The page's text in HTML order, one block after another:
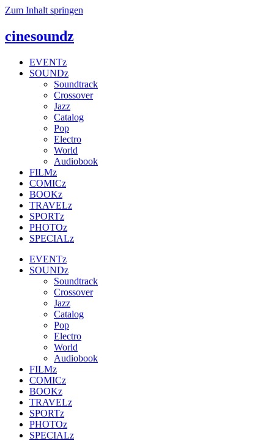
Zum Inhalt springen
cinesoundz
EVENTz
SOUNDz
Soundtrack
Crossover
Jazz
Catalog
Pop
Electro
World
Audiobook
FILMz
COMICz
BOOKz
TRAVELz
SPORTz
PHOTOz
SPECIALz
EVENTz
SOUNDz
Soundtrack
Crossover
Jazz
Catalog
Pop
Electro
World
Audiobook
FILMz
COMICz
BOOKz
TRAVELz
SPORTz
PHOTOz
SPECIALz